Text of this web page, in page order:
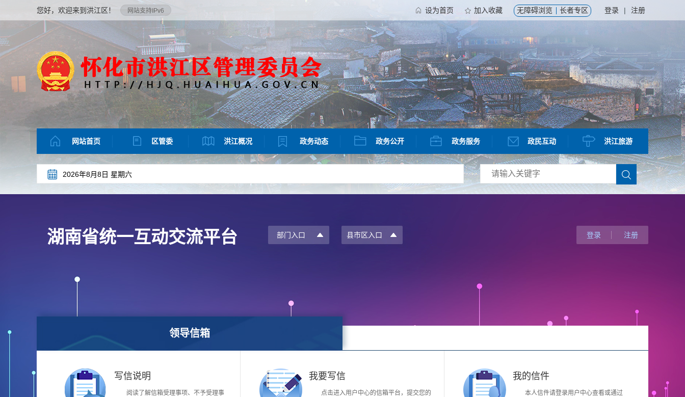
您好，欢迎来到洪江区！ 网站支持IPv6 登录 | 注册
设为首页 加入收藏 无障碍浏览 长者专区
网站首页 区管委 洪江概况 政务动态 政务公开 政务服务 政民互动 洪江旅游
2026年8月8日 星期六
湖南省统一互动交流平台 部门入口 县市区入口 登录 注册
领导信箱
写信说明
阅读了解信箱受理事项、不予受理事
我要写信
点击进入用户中心的信箱平台，提交您的
我的信件
本人信件请登录用户中心查看或通过